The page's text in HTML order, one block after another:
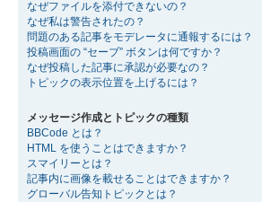
なぜファイルを添付できないの？
なぜ私は警告されたの？
問題のある記事をモデレータに通報するには？
投稿画面の “セーブ” ボタンは何ですか？
なぜ投稿した記事に承認が必要なの？
トピックの表示位置を上げるには？
メッセージ作成とトピックの種類
BBCode とは？
HTML を使うことはできますか？
スマイリーとは？
記事内に画像を載せることはできますか？
グローバル告知トピックとは？